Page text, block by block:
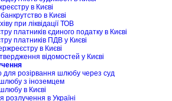
в Києві
в Києві
при ліквідації ТОВ
платників єдиного податку в Києві
платників ПДВ у Києві
в Києві
відомостей у Києві
для розірвання шлюбу через суд
з іноземцем
в Києві
в Україні